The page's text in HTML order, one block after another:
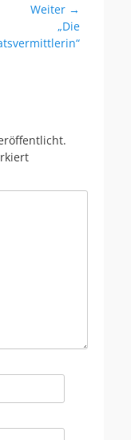
Weiter →
„Die